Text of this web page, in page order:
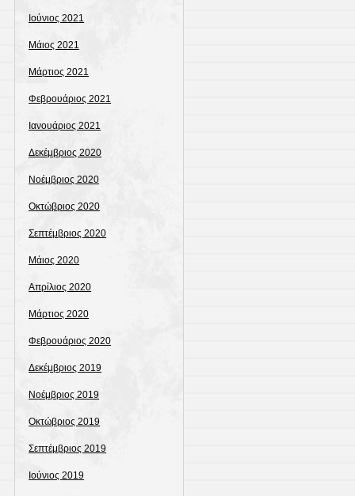
Ιούνιος 2021
Μάιος 2021
Μάρτιος 2021
Φεβρουάριος 2021
Ιανουάριος 2021
Δεκέμβριος 2020
Νοέμβριος 2020
Οκτώβριος 2020
Σεπτέμβριος 2020
Μάιος 2020
Απρίλιος 2020
Μάρτιος 2020
Φεβρουάριος 2020
Δεκέμβριος 2019
Νοέμβριος 2019
Οκτώβριος 2019
Σεπτέμβριος 2019
Ιούνιος 2019